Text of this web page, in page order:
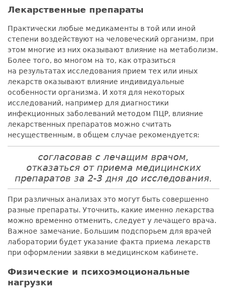
Лекарственные препараты
Практически любые медикаменты в той или иной
степени воздействуют на человеческий организм, при
этом многие из них оказывают влияние на метаболизм.
Более того, во многом на то, как отразиться
на результатах исследования прием тех или иных
лекарств оказывают влияние индивидуальные
особенности организма. И хотя для некоторых
исследований, например для диагностики
инфекционных заболеваний методом ПЦР, влияние
лекарственных препаратов можно считать
несущественным, в общем случае рекомендуется:
согласовав с лечащим врачом,
отказаться от приема медицинских
препаратов за 2-3 дня до исследования.
При различных анализах это могут быть совершенно
разные препараты. Уточнить, какие именно лекарства
можно временно отменить, следует у лечащего врача.
Важное замечание. Большим подспорьем для врачей
лаборатории будет указание факта приема лекарств
при оформлении заявки в медицинском кабинете.
Физические и психоэмоциональные
нагрузки